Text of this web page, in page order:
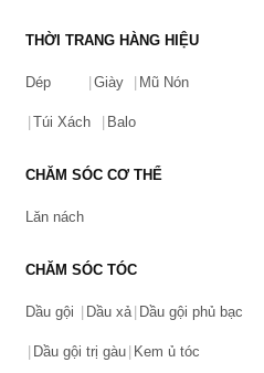
THỜI TRANG HÀNG HIỆU
Dép Giày Mũ Nón
Túi Xách Balo
CHĂM SÓC CƠ THỂ
Lăn nách
CHĂM SÓC TÓC
Dầu gội Dầu xả Dầu gội phủ bạc
Dầu gội trị gàu Kem ủ tóc